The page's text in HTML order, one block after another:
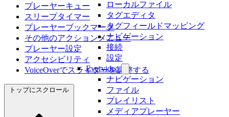
ローカルファイル
タグエディタ
タグフィールドマッピング
ナビゲーション
接続
設定
Evervideo
ナビゲーション
ファイル
プレイリスト
メディアプレーヤー
プレーヤーキュー
スリープタイマー
プレーヤーブックマーク
その他のアクションメニュー
プレーヤー設定
アクセシビリティ
VoiceOverでスライダーを調整する
トップにスクロール